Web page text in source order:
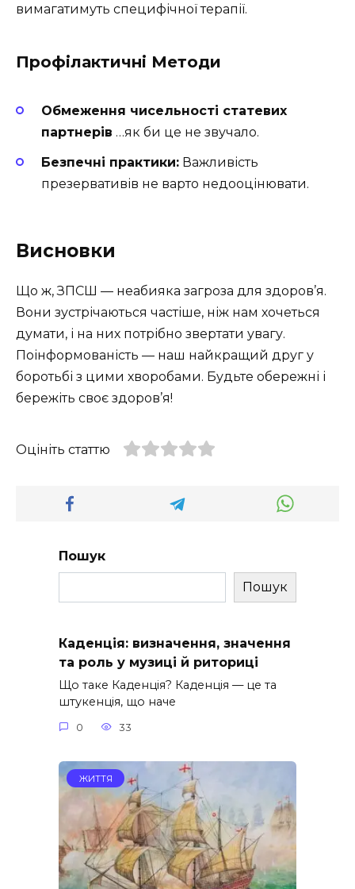
вимагатимуть специфічної терапії.
Профілактичні Методи
Обмеження чисельності статевих
партнерів …як би це не звучало.
Безпечні практики: Важливість
презервативів не варто недооцінювати.
Висновки
Що ж, ЗПСШ — неабияка загроза для здоров’я.
Вони зустрічаються частіше, ніж нам хочеться
думати, і на них потрібно звертати увагу.
Поінформованість — наш найкращий друг у
боротьбі з цими хворобами. Будьте обережні і
бережіть своє здоров’я!
Оцініть статтю
Пошук
Пошук
Каденція: визначення, значення
та роль у музиці й риториці
Що таке Каденція? Каденція — це та
штукенція, що наче
0 33
ЖИТТЯ